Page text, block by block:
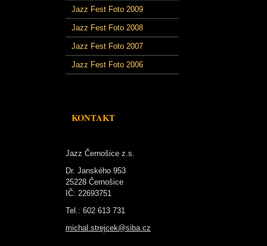
Jazz Fest Foto 2009
Jazz Fest Foto 2008
Jazz Fest Foto 2007
Jazz Fest Foto 2006
KONTAKT
Jazz Černošice z.s.
Dr. Janského 953
25228 Černošice
IČ: 22693751
Tel.: 602 613 731
michal.strejcek@siba.cz